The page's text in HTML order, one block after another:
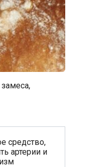
средство,
артерии и